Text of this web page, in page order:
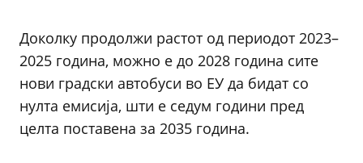
Доколку продолжи растот од периодот 2023–
2025 година, можно е до 2028 година сите
нови градски автобуси во ЕУ да бидат со
нулта емисија, шти е седум години пред
целта поставена за 2035 година.